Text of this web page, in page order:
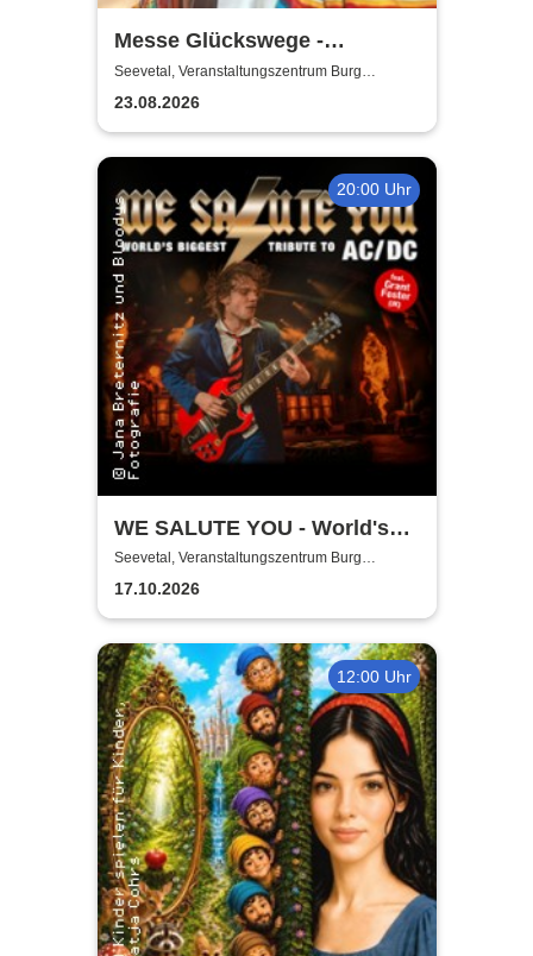
Messe Glückswege -
Gesundheitsmesse
Seevetal, Veranstaltungszentrum Burg
Seevetal
23.08.2026
20:00 Uhr
WE SALUTE YOU - World's
biggest Tribute to AC/DC
Seevetal, Veranstaltungszentrum Burg
Seevetal
17.10.2026
12:00 Uhr